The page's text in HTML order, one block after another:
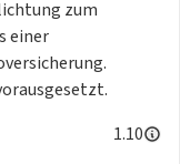
zum
einer
1.10